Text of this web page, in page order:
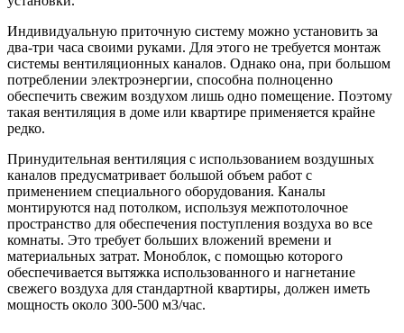
Индивидуальную приточную систему можно установить за
два-три часа своими руками. Для этого не требуется монтаж
системы вентиляционных каналов. Однако она, при большом
потреблении электроэнергии, способна полноценно
обеспечить свежим воздухом лишь одно помещение. Поэтому
такая вентиляция в доме или квартире применяется крайне
редко.
Принудительная вентиляция с использованием воздушных
каналов предусматривает большой объем работ с
применением специального оборудования. Каналы
монтируются над потолком, используя межпотолочное
пространство для обеспечения поступления воздуха во все
комнаты. Это требует больших вложений времени и
материальных затрат. Моноблок, с помощью которого
обеспечивается вытяжка использованного и нагнетание
свежего воздуха для стандартной квартиры, должен иметь
мощность около 300-500 м3/час.